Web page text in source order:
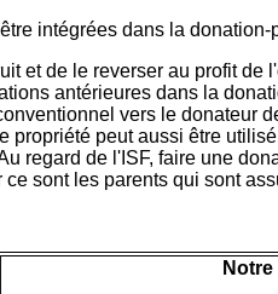
intégrées dans la
et de le reverser au profit de
antérieures dans la
vers le donateur
propriété peut aussi être
regard de l'ISF, faire une
ce sont les parents qui sont